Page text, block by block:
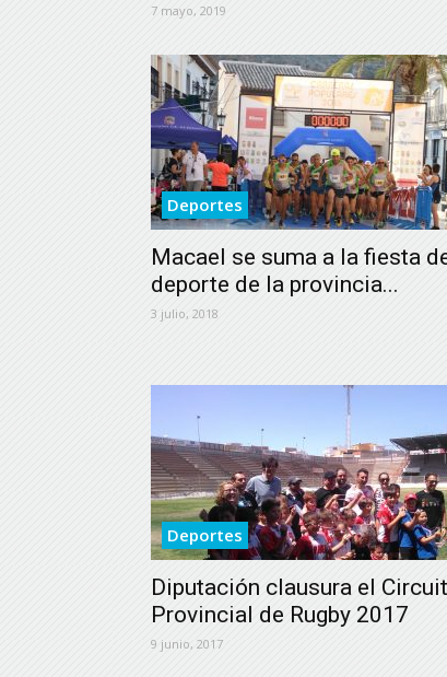
7 mayo, 2019
Deportes
Macael se suma a la fiesta
deporte de la provincia...
3 julio, 2018
Deportes
Diputación clausura el
Provincial de Rugby 2017
9 junio, 2017